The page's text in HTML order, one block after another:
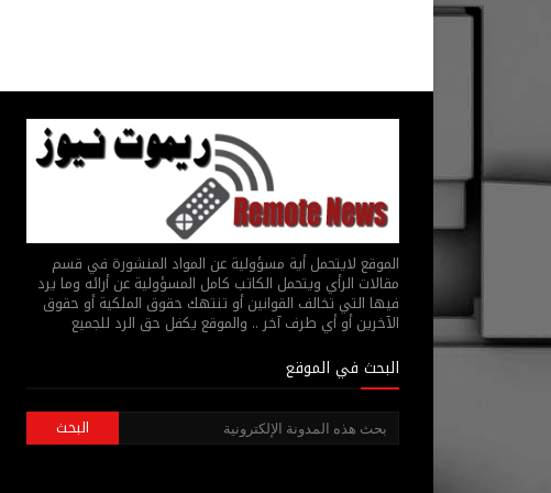
الموقع لايتحمل أية مسؤولية عن المواد المنشورة في قسم
مقالات الرأي ويتحمل الكاتب كامل المسؤولية عن أرائه وما يرد
فيها التي تخالف القوانين أو تنتهك حقوق الملكية أو حقوق
الآخرين أو أي طرف آخر .. والموقع يكفل حق الرد للجميع
البحث في الموقع